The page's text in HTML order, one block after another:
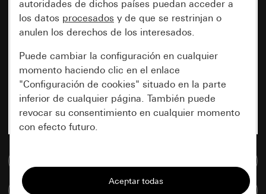
autoridades de dichos países puedan acceder a
los datos procesados y de que se restrinjan o
anulen los derechos de los interesados.
Puede cambiar la configuración en cualquier
momento haciendo clic en el enlace
"Configuración de cookies" situado en la parte
inferior de cualquier página. También puede
revocar su consentimiento en cualquier momento
con efecto futuro.
Todas las cookies que necesitamos para